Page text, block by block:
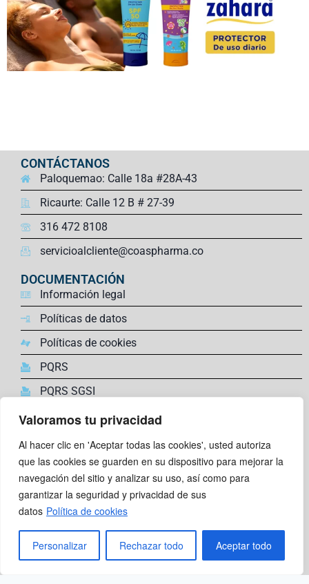
Valoramos tu privacidad
Al hacer clic en 'Aceptar todas las cookies', usted autoriza
que las cookies se guarden en su dispositivo para mejorar la
navegación del sitio y analizar su uso, así como para
garantizar la seguridad y privacidad de sus
datos Política de cookies
Personalizar Rechazar todo Aceptar todo
CONTÁCTANOS
Paloquemao: Calle 18a #28A-43
Ricaurte: Calle 12 B # 27-39
316 472 8108
servicioalcliente@coaspharma.co
DOCUMENTACIÓN
Información legal
Políticas de datos
Políticas de cookies
PQRS
PQRS SGSI
ENLACES DE INTERÉS
Trabaja con nosotros
Comunidad Super Coas
Canal de reporte en linea
SÍGUENOS